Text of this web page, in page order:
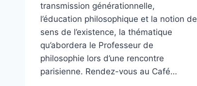
transmission générationnelle,
l’éducation philosophique et la notion de
sens de l’existence, la thématique
qu’abordera le Professeur de
philosophie lors d’une rencontre
parisienne. Rendez-vous au Café…